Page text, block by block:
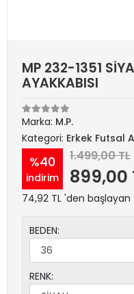
MP 232-1351
AYAKKABISI
Marka: M.P.
Kategori: Erkek Futsal
%40
indirim
1.499,00 TL
899,00
74,92 TL 'den
BEDEN:
RENK: